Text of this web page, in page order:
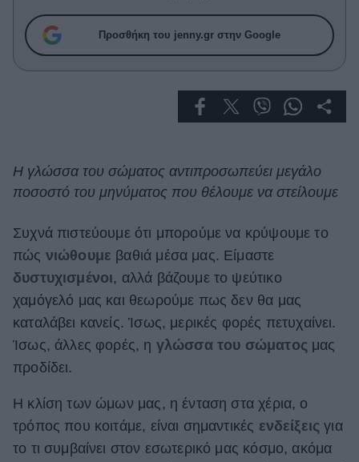
Success Stories
Ζώδια
Cooking
Green
Αφιερώματα
ΒΟΞ
Χωρίς Ταμπέλες
Women's Forum
Προσθήκη του jenny.gr στην Google
Η γλώσσα του σώματος αντιπροσωπεύει μεγάλο
ποσοστό του μηνύματος που θέλουμε να στείλουμε
Συχνά πιστεύουμε ότι μπορούμε να κρύψουμε το
πώς νιώθουμε βαθιά μέσα μας. Είμαστε
δυστυχισμένοι, αλλά βάζουμε το ψεύτικο
χαμόγελό μας και θεωρούμε πως δεν θα μας
καταλάβει κανείς. Ίσως, μερικές φορές πετυχαίνει.
Ίσως, άλλες φορές, η γλώσσα του σώματος μας
προδίδει.
Η κλίση των ώμων μας, η ένταση στα χέρια, ο
τρόπος που κοιτάμε, είναι σημαντικές ενδείξειςγια
το τι συμβαίνει στον εσωτερικό μας κόσμο, ακόμα